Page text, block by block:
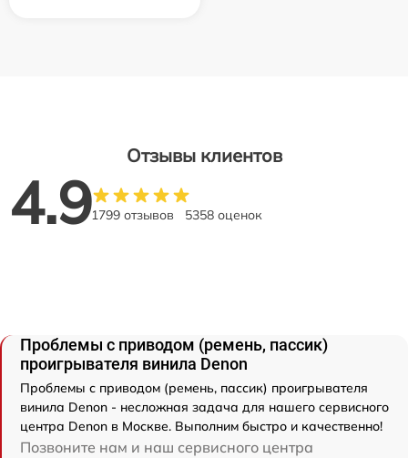
Отзывы клиентов
4.91799 отзывов 5358 оценок
Проблемы с приводом (ремень, пассик)
проигрывателя винила Denon
Проблемы с приводом (ремень, пассик) проигрывателя
винила Denon - несложная задача для нашего сервисного
центра Denon в Москве. Выполним быстро и качественно!
Позвоните нам и наш сервисного центра